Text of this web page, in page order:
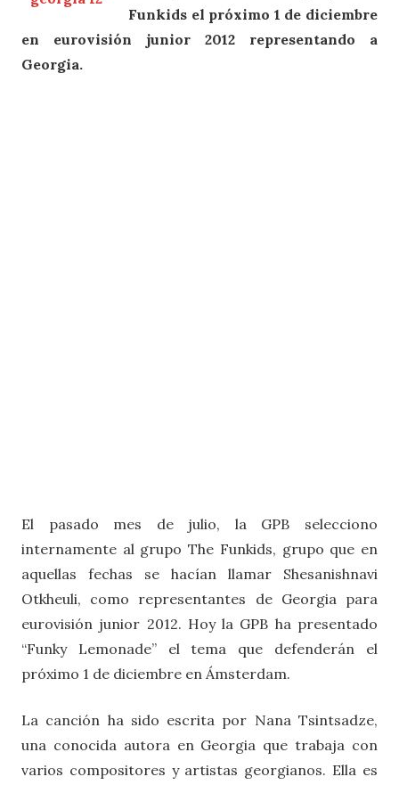
Funkids el próximo 1 de diciembre
en eurovisión junior 2012 representando a
Georgia.
El pasado mes de julio, la GPB selecciono
internamente al grupo The Funkids, grupo que en
aquellas fechas se hacían llamar Shesanishnavi
Otkheuli, como representantes de Georgia para
eurovisión junior 2012. Hoy la GPB ha presentado
“Funky Lemonade” el tema que defenderán el
próximo 1 de diciembre en Ámsterdam.
La canción ha sido escrita por Nana Tsintsadze,
una conocida autora en Georgia que trabaja con
varios compositores y artistas georgianos. Ella es